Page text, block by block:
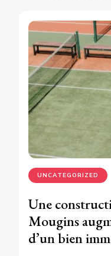
UNCATEGORIZED
Une
Mougins
d’un bien